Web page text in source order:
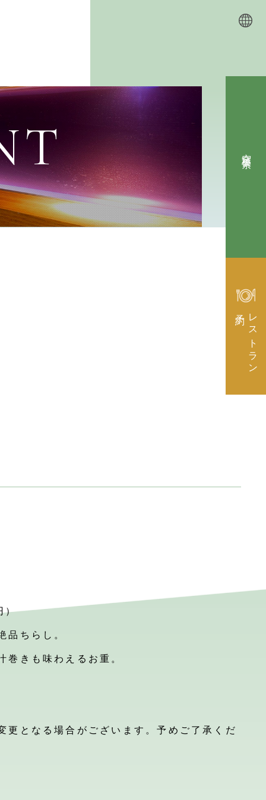
）
品ちらし。
巻きも味わえるお重。
となる場合がございます。予めご了承くだ
レストラン